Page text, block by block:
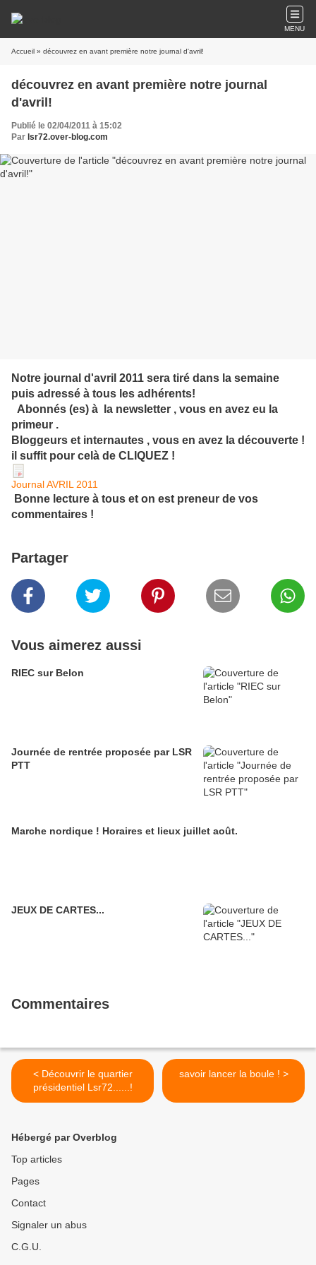
MENU
Accueil » découvrez en avant première notre journal d'avril!
découvrez en avant première notre journal
d'avril!
Publié le 02/04/2011 à 15:02
Par lsr72.over-blog.com
Notre journal d'avril 2011 sera tiré dans la semaine
puis adressé à tous les adhérents!
Abonnés (es) à la newsletter , vous en avez eu la
primeur .
Bloggeurs et internautes , vous en avez la découverte !
il suffit pour celà de CLIQUEZ !
Journal AVRIL 2011
Bonne lecture à tous et on est preneur de vos
commentaires !
Partager
Vous aimerez aussi
RIEC sur Belon
Journée de rentrée proposée par LSR
PTT
Marche nordique ! Horaires et lieux juillet août.
JEUX DE CARTES...
Commentaires
< Découvrir le quartier
présidentiel Lsr72......!
savoir lancer la boule ! >
Hébergé par Overblog
Top articles
Pages
Contact
Signaler un abus
C.G.U.